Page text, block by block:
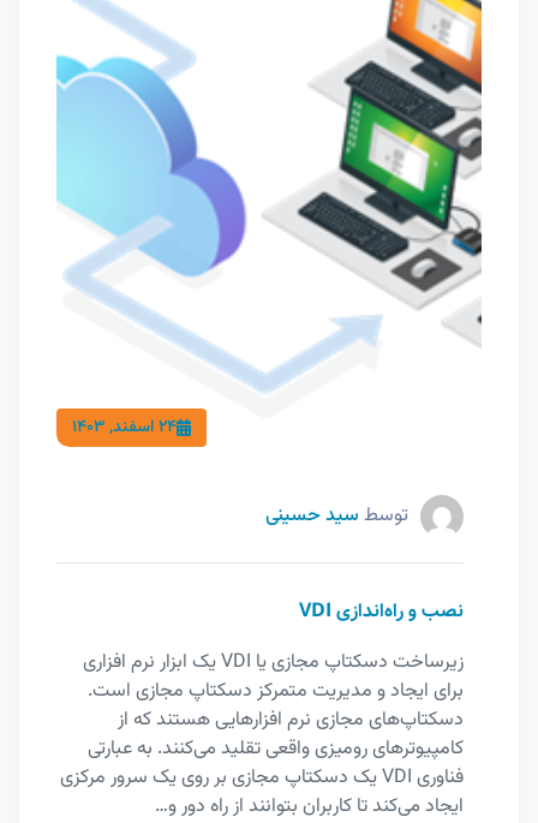
24 اسفند, 1403
توسط سید حسینی
نصب و راه‌اندازی VDI
زیرساخت دسکتاپ مجازی یا VDI یک ابزار نرم افزاری
برای ایجاد و مدیریت متمرکز دسکتاپ مجازی است.
دسکتاپ‌های مجازی نرم افزارهایی هستند که از
کامپیوترهای رومیزی واقعی تقلید می‌کنند. به عبارتی
فناوری VDI یک دسکتاپ مجازی بر روی یک سرور مرکزی
ایجاد می‌کند تا کاربران بتوانند از راه دور و…